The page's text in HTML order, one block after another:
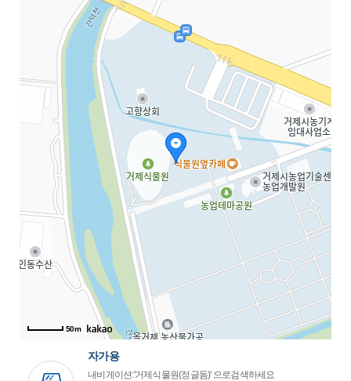
50m
자가용
내비게이션:'거제식물원(정글돔)' 으로검색하세요